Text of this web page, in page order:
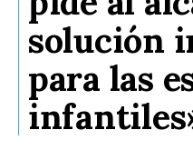
solución
para las